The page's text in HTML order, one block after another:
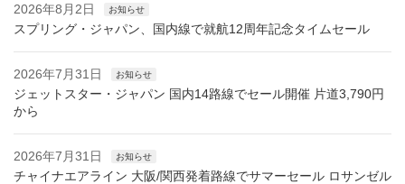
2026年8月2日 お知らせ
スプリング・ジャパン、国内線で就航12周年記念タイムセール
2026年7月31日 お知らせ
ジェットスター・ジャパン 国内14路線でセール開催 片道3,790円
から
2026年7月31日 お知らせ
チャイナエアライン 大阪/関西発着路線でサマーセール ロサンゼル